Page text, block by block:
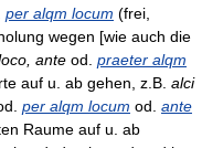
per alqm locum (frei,
wegen [wie auch die
ante od. praeter alqm
auf u. ab gehen, z.B. alci
per alqm locum od. ante
Raume auf u. ab